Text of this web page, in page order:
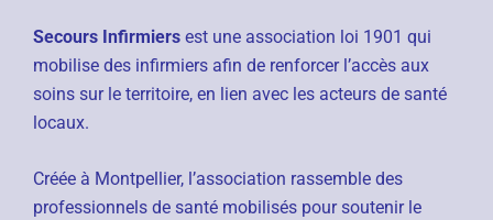
Secours Infirmiers est une association loi 1901 qui
mobilise des infirmiers afin de renforcer l’accès aux
soins sur le territoire, en lien avec les acteurs de santé
locaux.
Créée à Montpellier, l’association rassemble des
professionnels de santé mobilisés pour soutenir le